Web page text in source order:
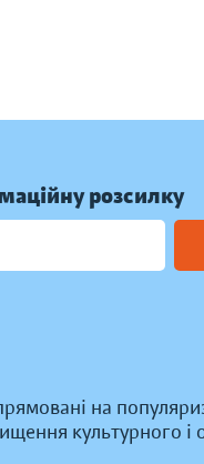
розсилку
на
культурного і